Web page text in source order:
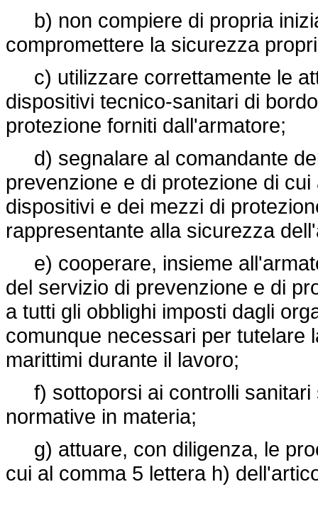
b) non compiere di propria
compromettere la sicurezza
c) utilizzare correttamente le
dispositivi tecnico-sanitari di
protezione forniti dall'armatore;
d) segnalare al comandante
prevenzione e di protezione di
dispositivi e dei mezzi di
rappresentante alla sicurezza
e) cooperare, insieme
del servizio di prevenzione e di
a tutti gli obblighi imposti dagli
comunque necessari per tutelare
marittimi durante il lavoro;
f) sottoporsi ai controlli sanitari
normative in materia;
g) attuare, con diligenza, le
cui al comma 5 lettera h)